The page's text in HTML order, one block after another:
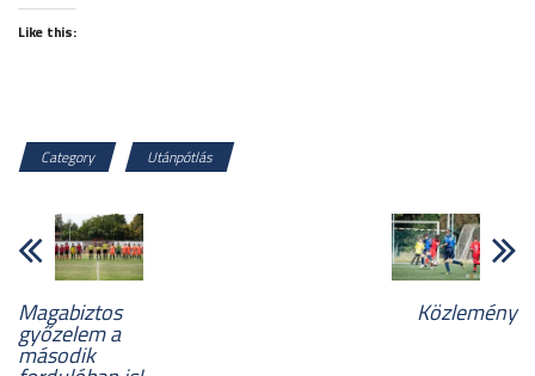
Like this:
Category Utánpótlás
Magabiztos
győzelem a
második
Közlemény